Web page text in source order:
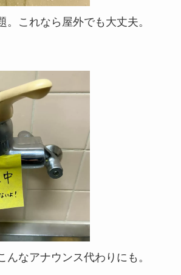
。これなら屋外でも大丈夫。
んなアナウンス代わりにも。